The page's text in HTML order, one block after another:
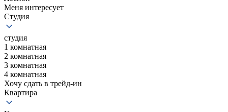
Меня интересует
Студия
студия
1 комнатная
2 комнатная
3 комнатная
4 комнатная
Хочу сдать в трейд-ин
Квартира